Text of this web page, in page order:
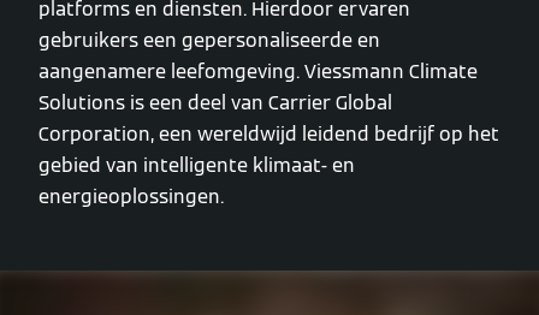
platforms en diensten. Hierdoor ervaren
gebruikers een gepersonaliseerde en
aangenamere leefomgeving. Viessmann Climate
Solutions is een deel van Carrier Global
Corporation, een wereldwijd leidend bedrijf op het
gebied van intelligente klimaat- en
energieoplossingen.